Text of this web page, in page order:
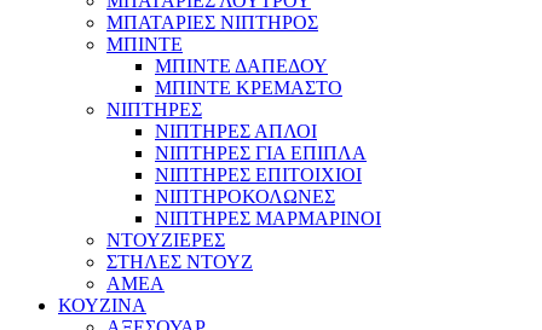
ΜΠΑΤΑΡΙΕΣ ΝΙΠΤΗΡΟΣ
ΜΠΙΝΤΕ
ΜΠΙΝΤΕ ΔΑΠΕΔΟΥ
ΜΠΙΝΤΕ ΚΡΕΜΑΣΤΟ
ΝΙΠΤΗΡΕΣ
ΝΙΠΤΗΡΕΣ ΑΠΛΟΙ
ΝΙΠΤΗΡΕΣ ΓΙΑ ΕΠΙΠΛΑ
ΝΙΠΤΗΡΕΣ ΕΠΙΤΟΙΧΙΟΙ
ΝΙΠΤΗΡΟΚΟΛΩΝΕΣ
ΝΙΠΤΗΡΕΣ ΜΑΡΜΑΡΙΝΟΙ
ΝΤΟΥΖΙΕΡΕΣ
ΣΤΗΛΕΣ ΝΤΟΥΖ
ΑΜΕΑ
ΚΟΥΖΙΝΑ